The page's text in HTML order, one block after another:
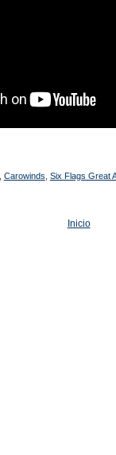
Carowinds Six Flags Great
Inicio